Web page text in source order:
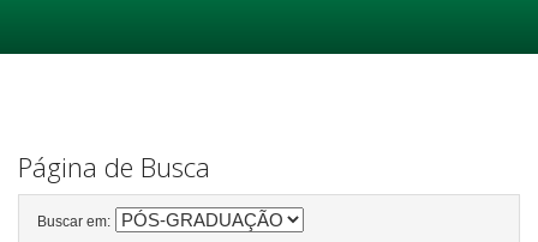
Página de Busca
Buscar em: